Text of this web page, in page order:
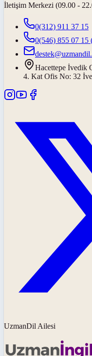
İletişim Merkezi (09.00 -
0(312) 911 37 15
0(546) 855 07 15
Hacettepe İvedik
4. Kat Ofis No: 32
UzmanDil Ailesi